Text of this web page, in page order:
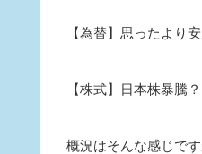
【為替】思ったより
【株式】日本株暴騰？
概況はそんな感じで